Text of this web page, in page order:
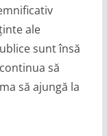
ale
sunt însă
să
să ajungă la